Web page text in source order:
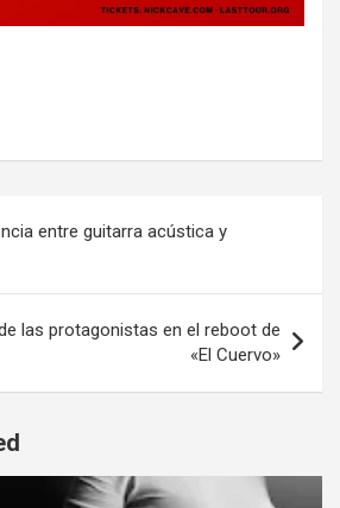
entre guitarra acústica y
las protagonistas en el reboot de
«El Cuervo»